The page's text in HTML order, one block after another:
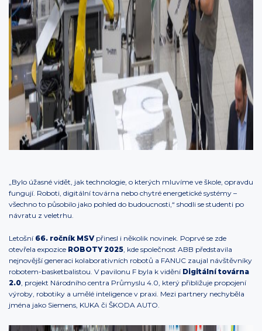
„Bylo úžasné vidět, jak technologie, o kterých mluvíme ve škole, opravdu
fungují. Roboti, digitální továrna nebo chytré energetické systémy –
všechno to působilo jako pohled do budoucnosti,“ shodli se studenti po
návratu z veletrhu.
Letošní 66. ročník MSVpřinesl i několik novinek. Poprvé se zde
otevřela expozice ROBOTY 2025, kde společnost ABB představila
nejnovější generaci kolaborativních robotů a FANUC zaujal návštěvníky
robotem-basketbalistou. V pavilonu F byla k vidění Digitální továrna
2.0, projekt Národního centra Průmyslu 4.0, který přibližuje propojení
výroby, robotiky a umělé inteligence v praxi. Mezi partnery nechyběla
jména jako Siemens, KUKA či ŠKODA AUTO.